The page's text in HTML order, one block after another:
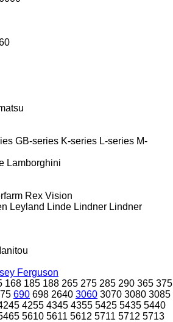
GB-series K-series L-series M-
Lamborghini
Rex Vision
Leyland Linde Lindner Lindner
Ferguson
168 185 188 265 275 285 290 365 375
690 698 2640 3060 3070 3080 3085
4255 4345 4355 5425 5435 5440
5610 5611 5612 5711 5712 5713